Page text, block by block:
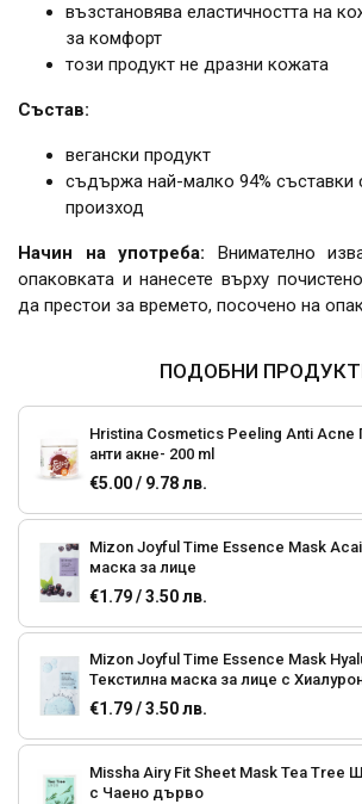
ПОДОБНИ
Hristina Cosmetics Peeling Anti Acne Пилинг за лице
анти акне- 200 ml
€5.00 / 9.78 лв.
Mizon Joyful Time Essence Mask Acai Berry
маска за лице
€1.79 / 3.50 лв.
Mizon Joyful Time Essence Mask
Текстилна маска за лице с
€1.79 / 3.50 лв.
Missha Airy Fit Sheet Mask Tea Tree Шийт маска за лице
с Чаено дърво
възстановява еластичността на
за комфорт
този продукт не дразни кожата
Състав:
вегански продукт
съдържа най-малко 94% съставки
произход
Начин на употреба: Внимателно
опаковката и нанесете върху
да престои за времето, посочено на